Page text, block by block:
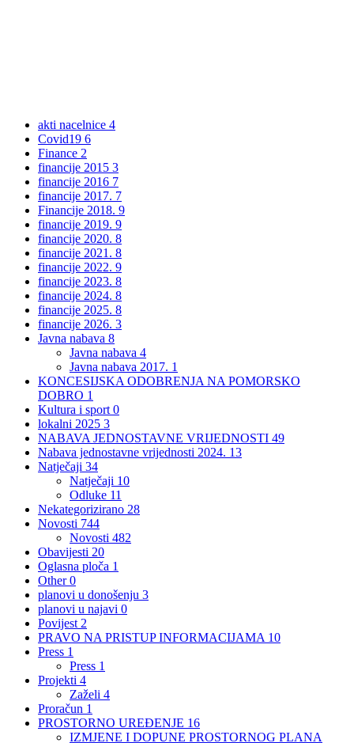
akti nacelnice 4
Covid19 6
Finance 2
financije 2015 3
financije 2016 7
financije 2017. 7
Financije 2018. 9
financije 2019. 9
financije 2020. 8
financije 2021. 8
financije 2022. 9
financije 2023. 8
financije 2024. 8
financije 2025. 8
financije 2026. 3
Javna nabava 8
Javna nabava 4
Javna nabava 2017. 1
KONCESIJSKA ODOBRENJA NA POMORSKO
DOBRO 1
Kultura i sport 0
lokalni 2025 3
NABAVA JEDNOSTAVNE VRIJEDNOSTI 49
Nabava jednostavne vrijednosti 2024. 13
Natječaji 34
Natječaji 10
Odluke 11
Nekategorizirano 28
Novosti 744
Novosti 482
Obavijesti 20
Oglasna ploča 1
Other 0
planovi u donošenju 3
planovi u najavi 0
Povijest 2
PRAVO NA PRISTUP INFORMACIJAMA 10
Press 1
Press 1
Projekti 4
Zaželi 4
Proračun 1
PROSTORNO UREĐENJE 16
IZMJENE I DOPUNE PROSTORNOG PLANA